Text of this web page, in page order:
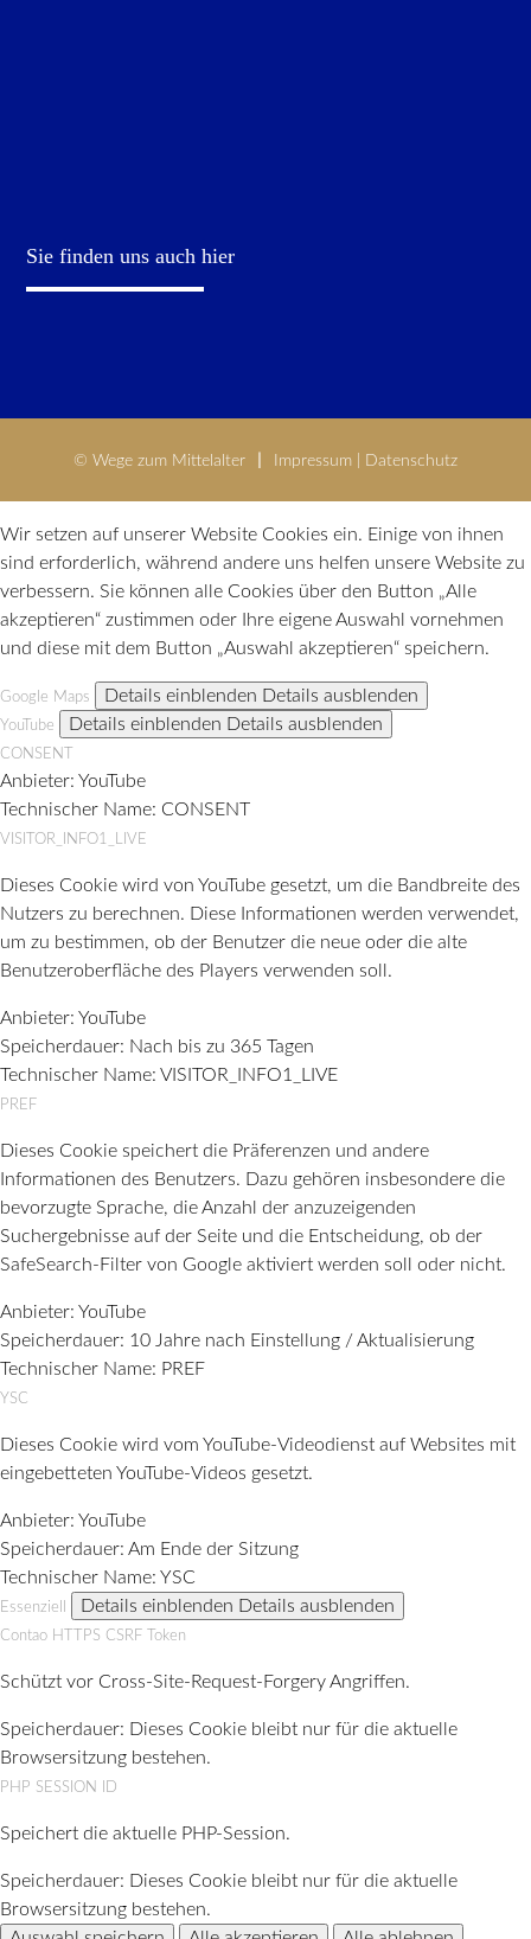
Sie finden uns auch hier
© Wege zum Mittelalter Impressum Datenschutz
Wir setzen auf unserer Website Cookies ein. Einige von ihnen
sind erforderlich, während andere uns helfen unsere Website zu
verbessern. Sie können alle Cookies über den Button „Alle
akzeptieren“ zustimmen oder Ihre eigene Auswahl vornehmen
und diese mit dem Button „Auswahl akzeptieren“ speichern.
Google Maps Details einblenden Details ausblenden
YouTube Details einblenden Details ausblenden
CONSENT
Anbieter: YouTube
Technischer Name: CONSENT
VISITOR_INFO1_LIVE
Dieses Cookie wird von YouTube gesetzt, um die Bandbreite des
Nutzers zu berechnen. Diese Informationen werden verwendet,
um zu bestimmen, ob der Benutzer die neue oder die alte
Benutzeroberfläche des Players verwenden soll.
Anbieter: YouTube
Speicherdauer: Nach bis zu 365 Tagen
Technischer Name: VISITOR_INFO1_LIVE
PREF
Dieses Cookie speichert die Präferenzen und andere
Informationen des Benutzers. Dazu gehören insbesondere die
bevorzugte Sprache, die Anzahl der anzuzeigenden
Suchergebnisse auf der Seite und die Entscheidung, ob der
SafeSearch-Filter von Google aktiviert werden soll oder nicht.
Anbieter: YouTube
Speicherdauer: 10 Jahre nach Einstellung / Aktualisierung
Technischer Name: PREF
YSC
Dieses Cookie wird vom YouTube-Videodienst auf Websites mit
eingebetteten YouTube-Videos gesetzt.
Anbieter: YouTube
Speicherdauer: Am Ende der Sitzung
Technischer Name: YSC
Essenziell Details einblenden Details ausblenden
Contao HTTPS CSRF Token
Schützt vor Cross-Site-Request-Forgery Angriffen.
Speicherdauer: Dieses Cookie bleibt nur für die aktuelle
Browsersitzung bestehen.
PHP SESSION ID
Speichert die aktuelle PHP-Session.
Speicherdauer: Dieses Cookie bleibt nur für die aktuelle
Browsersitzung bestehen.